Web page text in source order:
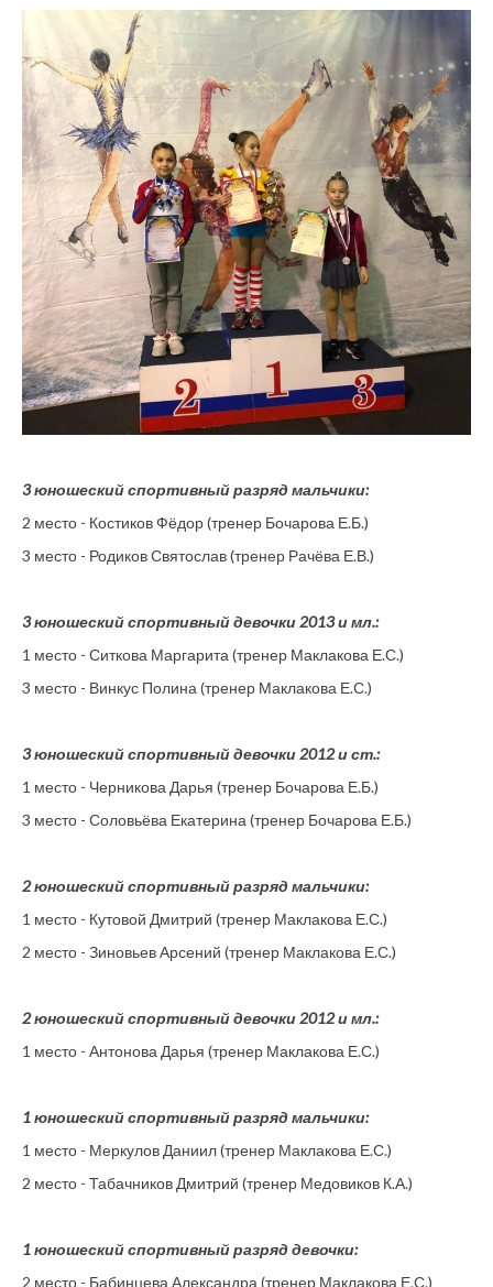
3 юношеский спортивный разряд мальчики:
2 место - Костиков Фёдор (тренер Бочарова Е.Б.)
3 место - Родиков Святослав (тренер Рачёва Е.В.)
3 юношеский спортивный девочки 2013 и мл.:
1 место - Ситкова Маргарита (тренер Маклакова Е.С.)
3 место - Винкус Полина (тренер Маклакова Е.С.)
3 юношеский спортивный девочки 2012 и ст.:
1 место - Черникова Дарья (тренер Бочарова Е.Б.)
3 место - Соловьёва Екатерина (тренер Бочарова Е.Б.)
2 юношеский спортивный разряд мальчики:
1 место - Кутовой Дмитрий (тренер Маклакова Е.С.)
2 место - Зиновьев Арсений (тренер Маклакова Е.С.)
2 юношеский спортивный девочки 2012 и мл.:
1 место - Антонова Дарья (тренер Маклакова Е.С.)
1 юношеский спортивный разряд мальчики:
1 место - Меркулов Даниил (тренер Маклакова Е.С.)
2 место - Табачников Дмитрий (тренер Медовиков К.А.)
1 юношеский спортивный разряд девочки:
2 место - Бабинцева Александра (тренер Маклакова Е.С.)